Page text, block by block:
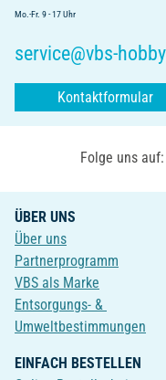
Mo.-Fr. 9 - 17 Uhr
service@vbs-
Kontaktformular
Folge uns auf:
ÜBER UNS
Über uns
Partnerprogramm
VBS als Marke
Entsorgungs- &
Umweltbestimmungen
EINFACH BESTELLEN